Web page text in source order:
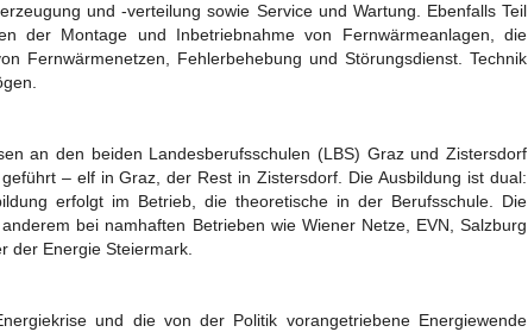
und -verteilung sowie Service und Wartung. Ebenfalls Teil
der Montage und Inbetriebnahme von Fernwärmeanlagen, die
Fernwärmenetzen, Fehlerbehebung und Störungsdienst. Technik
an den beiden Landesberufsschulen (LBS) Graz und Zistersdorf
– elf in Graz, der Rest in Zistersdorf. Die Ausbildung ist dual:
erfolgt im Betrieb, die theoretische in der Berufsschule. Die
bei namhaften Betrieben wie Wiener Netze, EVN, Salzburg
der Energie Steiermark.
und die von der Politik vorangetriebene Energiewende